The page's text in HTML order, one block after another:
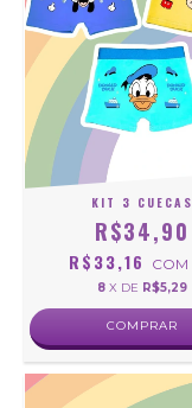
KIT 3 CUECAS
R$34,90
R$33,16 COM
8 X DE R$5,29
COMPRAR